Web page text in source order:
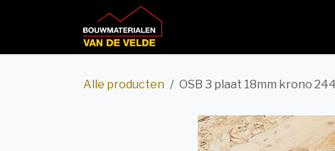
Alle producten OSB 3 plaat 18mm krono